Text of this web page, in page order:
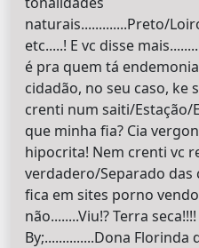
naturais.............Preto/
etc.....! E vc disse
é pra quem tá
cidadão, no seu caso, ke
crenti num saiti/Estação/
que minha fia? Cia
hipocrita! Nem crenti vc
verdadero/Separado das
fica em sites porno
não........Viu!? Terra
By;..............Dona Florinda